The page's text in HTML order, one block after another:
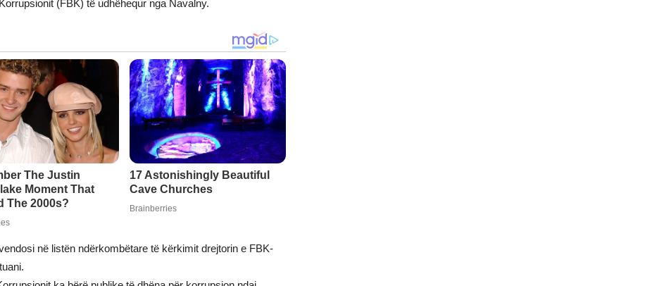
(FBK) të udhëhequr nga Navalny.
në listën ndërkombëtare të kërkimit drejtorin e FBK-